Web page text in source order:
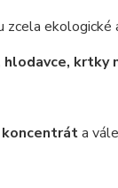
zcela ekologické
krtky
a